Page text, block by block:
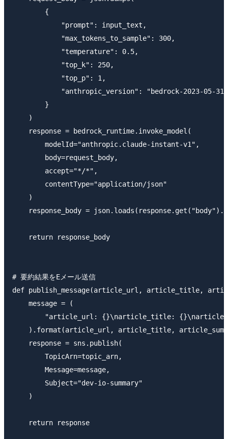
        {
            "prompt": input_text,
            "max_tokens_to_sample": 300,
            "temperature": 0.5,
            "top_k": 250,
            "top_p": 1,
            "anthropic_version": "bedrock-2023-05-31"
        }
    )
    response = bedrock_runtime.invoke_model(
        modelId="anthropic.claude-instant-v1",
        body=request_body,
        accept="*/*",
        contentType="application/json"
    )
response_body =
    return response_body
# 要約結果をEメール送信
def publish_message(article_url, article_title,
    message = (
"article_url: {}\narticle_title:
).format(article_url, article_title,
    response = sns.publish(
        TopicArn=topic_arn,
        Message=message,
        Subject="dev-io-summary"
    )
    return response